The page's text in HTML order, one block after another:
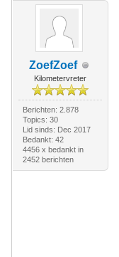
ZoefZoef
Kilometervreter
Berichten: 2.878
Topics: 30
Lid sinds: Dec 2017
Bedankt: 42
4456 x bedankt in
2452 berichten